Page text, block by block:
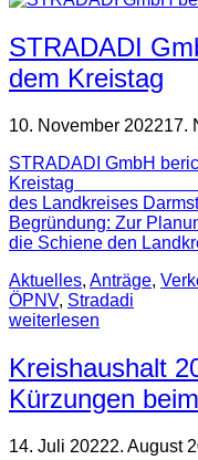
STRADADI
dem Kreistag
10. November 202217.
STRADADI GmbH
Kreistag
des Landkreises
Begründung: Zur
die Schiene den
Aktuelles, Anträge,
ÖPNV, Stradadi
weiterlesen
Kreishaushalt
Kürzungen
14. Juli 20222. August